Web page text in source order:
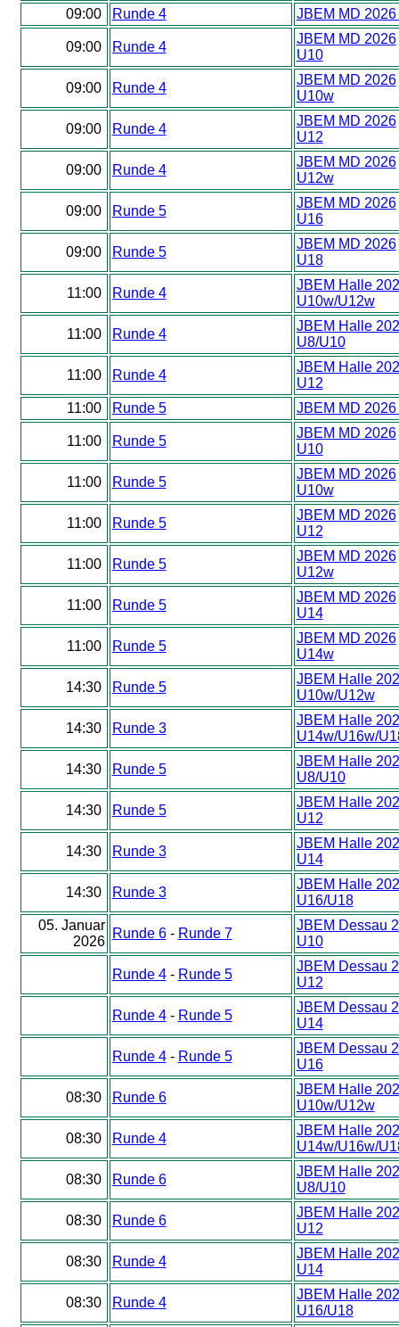
09:00
Runde 4 JBEM MD 2026
09:00 Runde 4
JBEM MD 2026
U10
09:00 Runde 4
JBEM MD 2026
U10w
09:00 Runde 4
JBEM MD 2026
U12
09:00 Runde 4
JBEM MD 2026
U12w
09:00 Runde 5
JBEM MD 2026
U16
09:00 Runde 5
JBEM MD 2026
U18
11:00 Runde 4
JBEM Halle
U10w/U12w
11:00 Runde 4
JBEM Halle
U8/U10
11:00 Runde 4
JBEM Halle
U12
11:00
Runde 5 JBEM MD 2026
11:00 Runde 5
JBEM MD 2026
U10
11:00 Runde 5
JBEM MD 2026
U10w
11:00 Runde 5
JBEM MD 2026
U12
11:00 Runde 5
JBEM MD 2026
U12w
11:00 Runde 5
JBEM MD 2026
U14
11:00 Runde 5
JBEM MD 2026
U14w
14:30 Runde 5
JBEM Halle
U10w/U12w
14:30 Runde 3
JBEM Halle
U14w/U16w/
14:30 Runde 5
JBEM Halle
U8/U10
14:30 Runde 5
JBEM Halle
U12
14:30 Runde 3
JBEM Halle
U14
14:30 Runde 3
JBEM Halle
U16/U18
05. Januar
2026
Runde 6- Runde 7
JBEM Dessau
U10
Runde 4- Runde 5
JBEM Dessau
U12
Runde 4- Runde 5
JBEM Dessau
U14
Runde 4- Runde 5
JBEM Dessau
U16
08:30 Runde 6
JBEM Halle
U10w/U12w
08:30 Runde 4
JBEM Halle
U14w/U16w/
08:30 Runde 6
JBEM Halle
U8/U10
08:30 Runde 6
JBEM Halle
U12
08:30 Runde 4
JBEM Halle
U14
08:30 Runde 4
JBEM Halle
U16/U18